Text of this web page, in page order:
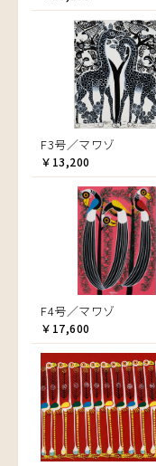
F3号／マワゾ
￥13,200
F4号／マワゾ
￥17,600